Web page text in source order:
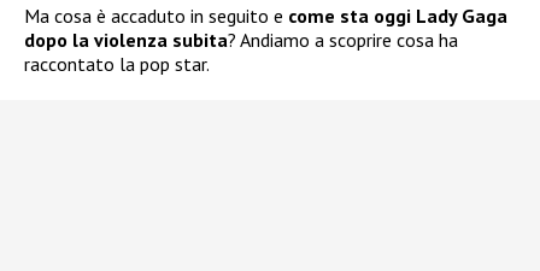
Ma cosa è accaduto in seguito e come sta oggi Lady Gaga
dopo la violenza subita? Andiamo a scoprire cosa ha
raccontato la pop star.